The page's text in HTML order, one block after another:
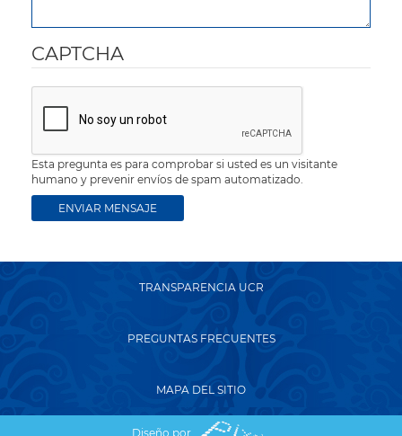
CAPTCHA
Esta pregunta es para comprobar si usted es un visitante
humano y prevenir envíos de spam automatizado.
TRANSPARENCIA UCR
PREGUNTAS FRECUENTES
MAPA DEL SITIO
Diseño por